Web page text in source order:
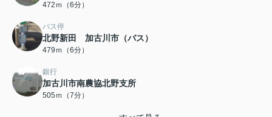
472ｍ（6分）
バス停
北野新田 加古川市（バス）
479ｍ（6分）
銀行
加古川市南農協北野支所
505ｍ（7分）